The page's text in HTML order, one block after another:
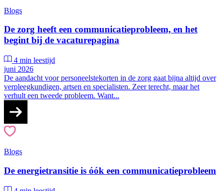
Blogs
De zorg heeft een communicatieprobleem, en het
begint bij de vacaturepagina
4 min leestijd
juni 2026
De aandacht voor personeelstekorten in de zorg gaat bijna altijd over
verpleegkundigen, artsen en specialisten. Zeer terecht, maar het
verhult een tweede probleem. Want...
Blogs
De energietransitie is óók een communicatieprobleem